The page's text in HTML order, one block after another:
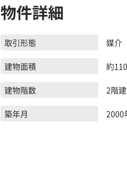
物件詳細
取引形態
媒介
建物面積
約
建物階数
2階建
築年月
2000